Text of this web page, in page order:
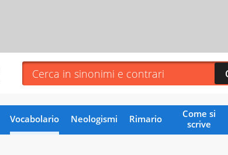
Vocabolario Neologismi Rimario
Come si
scrive